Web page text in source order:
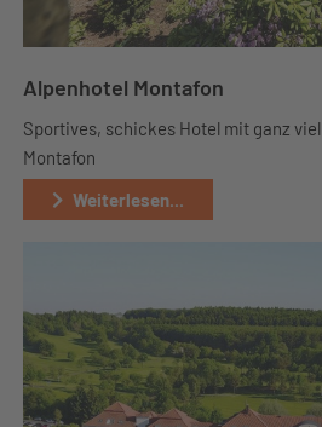
Alpenhotel Montafon
Sportives, schickes Hotel mit ganz
Montafon
Weiterlesen...